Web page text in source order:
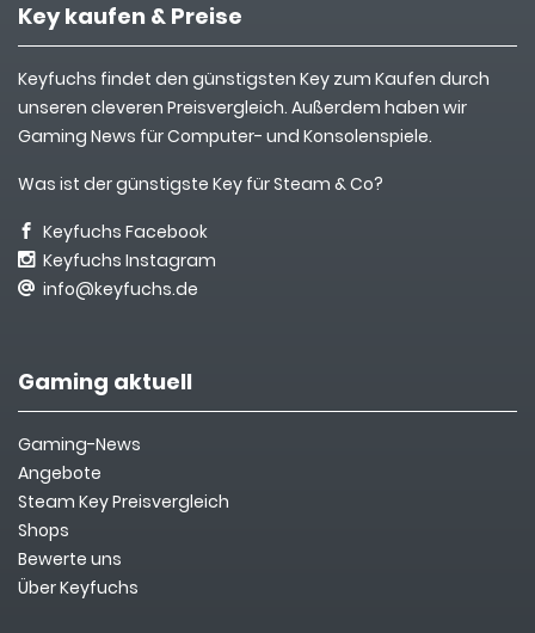
Key kaufen & Preise
Keyfuchs findet den günstigsten Key zum Kaufen durch
unseren cleveren Preisvergleich. Außerdem haben wir
Gaming News für Computer- und Konsolenspiele.
Was ist der günstigste Key für Steam & Co?
Keyfuchs Facebook
Keyfuchs Instagram
info@keyfuchs.de
Gaming aktuell
Gaming-News
Angebote
Steam Key Preisvergleich
Shops
Bewerte uns
Über Keyfuchs